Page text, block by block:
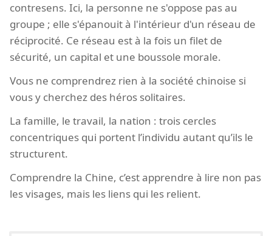
contresens. Ici, la personne ne s'oppose pas au
groupe ; elle s'épanouit à l'intérieur d'un réseau de
réciprocité. Ce réseau est à la fois un filet de
sécurité, un capital et une boussole morale.
Vous ne comprendrez rien à la société chinoise si
vous y cherchez des héros solitaires.
La famille, le travail, la nation : trois cercles
concentriques qui portent l’individu autant qu’ils le
structurent.
Comprendre la Chine, c’est apprendre à lire non pas
les visages, mais les liens qui les relient.